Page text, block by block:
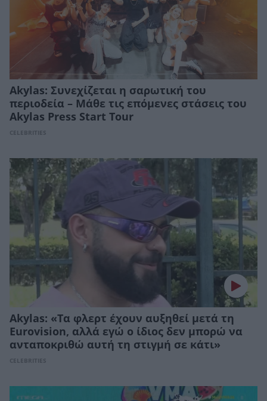
Akylas: Συνεχίζεται η σαρωτική του
περιοδεία – Μάθε τις επόμενες στάσεις του
Akylas Press Start Tour
CELEBRITIES
Akylas: «Τα φλερτ έχουν αυξηθεί μετά τη
Eurovision, αλλά εγώ ο ίδιος δεν μπορώ να
ανταποκριθώ αυτή τη στιγμή σε κάτι»
CELEBRITIES